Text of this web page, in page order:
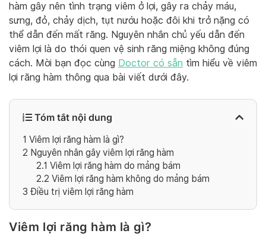
hàm gây nên tình trạng viêm ở lợi, gây ra chảy máu,
sưng, đỏ, chảy dịch, tụt nướu hoặc đôi khi trở nặng có
thể dẫn đến mất răng. Nguyên nhân chủ yếu dẫn đến
viêm lợi là do thói quen vệ sinh răng miệng không đúng
cách. Mời bạn đọc cùng Doctor có sẵn tìm hiểu về viêm
lợi răng hàm thông qua bài viết dưới đây.
Tóm tắt nội dung
1 Viêm lợi răng hàm là gì?
2 Nguyên nhân gây viêm lợi răng hàm
2.1 Viêm lợi răng hàm do mảng bám
2.2 Viêm lợi răng hàm không do mảng bám
3 Điều trị viêm lợi răng hàm
Viêm lợi răng hàm là gì?